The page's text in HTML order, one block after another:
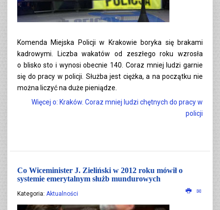
Komenda Miejska Policji w Krakowie boryka się brakami
kadrowymi. Liczba wakatów od zeszłego roku wzrosła
o blisko sto i wynosi obecnie 140. Coraz mniej ludzi garnie
się do pracy w policji. Służba jest ciężka, a na początku nie
można liczyć na duże pieniądze.
Więcej o: Kraków. Coraz mniej ludzi chętnych do pracy w
policji
Co Wiceminister J. Zieliński w 2012 roku mówił o
systemie emerytalnym służb mundurowych
Kategoria: Aktualności